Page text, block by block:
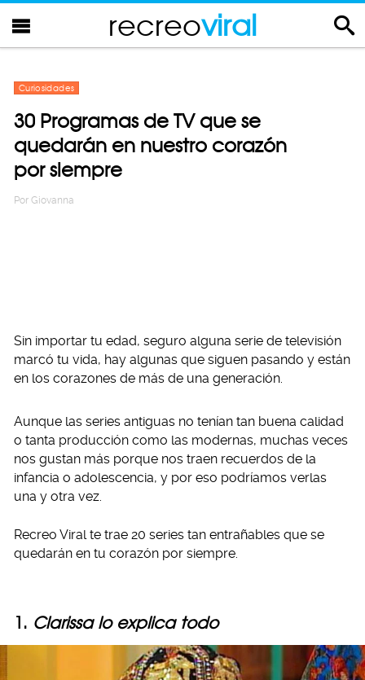
recreoviral
Curiosidades
30 Programas de TV que se
quedarán en nuestro corazón
por siempre
Por Giovanna
Sin importar tu edad, seguro alguna serie de televisión
marcó tu vida, hay algunas que siguen pasando y están
en los corazones de más de una generación.
Aunque las series antiguas no tenían tan buena calidad
o tanta producción como las modernas, muchas veces
nos gustan más porque nos traen recuerdos de la
infancia o adolescencia, y por eso podríamos verlas
una y otra vez.
Recreo Viral te trae 20 series tan entrañables que se
quedarán en tu corazón por siempre.
1. Clarissa lo explica todo